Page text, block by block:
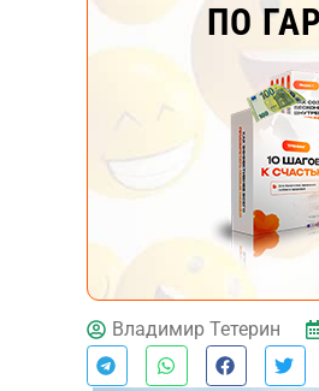
ПО
ДЕЙСТВУЙ
Владимир Тетерин